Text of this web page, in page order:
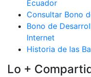
Ecuador
Consultar Bono
Bono de
Internet
Historia de las
Lo +